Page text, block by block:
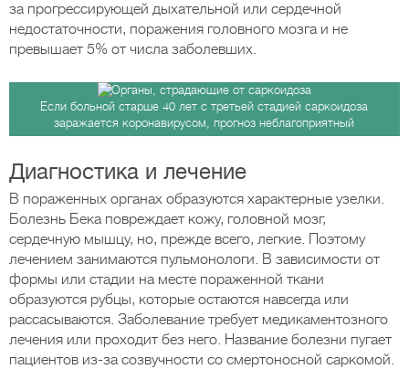
за прогрессирующей дыхательной или сердечной
недостаточности, поражения головного мозга и не
превышает 5% от числа заболевших.
Если больной старше 40 лет с третьей стадией саркоидоза
заражается коронавирусом, прогноз неблагоприятный
Диагностика и лечение
В пораженных органах образуются характерные узелки.
Болезнь Бека повреждает кожу, головной мозг,
сердечную мышцу, но, прежде всего, легкие. Поэтому
лечением занимаются пульмонологи. В зависимости от
формы или стадии на месте пораженной ткани
образуются рубцы, которые остаются навсегда или
рассасываются. Заболевание требует медикаментозного
лечения или проходит без него. Название болезни пугает
пациентов из-за созвучности со смертоносной саркомой.